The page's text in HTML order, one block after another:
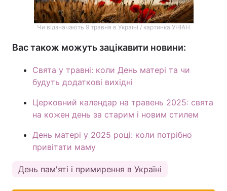
Чи відзначають 9 травня в Україні / картинка УНІАН
Вас також можуть зацікавити новини:
Свята у травні: коли День матері та чи
будуть додаткові вихідні
Церковний календар на травень 2025: свята
на кожен день за старим і новим стилем
День матері у 2025 році: коли потрібно
привітати маму
День пам'яті і примирення в Україні